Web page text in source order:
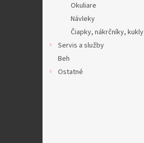
Okuliare
Návleky
Čiapky, nákrčníky, kukly
Servis a služby
Beh
Ostatné